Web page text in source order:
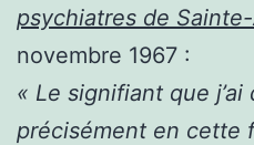
psychiatres de
novembre 1967 :
« Le signifiant que
précisément en cette